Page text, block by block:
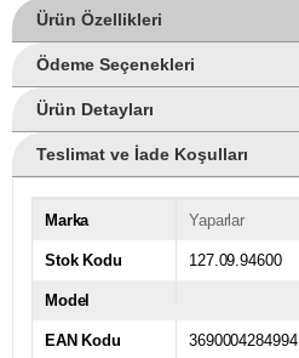
Ürün Özellikleri
Ödeme Seçenekleri
Ürün Detayları
Teslimat ve İade Koşulları
Marka Yaparlar
Stok Kodu 127.09.94600
Model
EAN Kodu 3690004284994